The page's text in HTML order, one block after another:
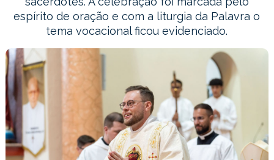
espírito de oração e com a liturgia da Palavra o
tema vocacional ficou evidenciado.